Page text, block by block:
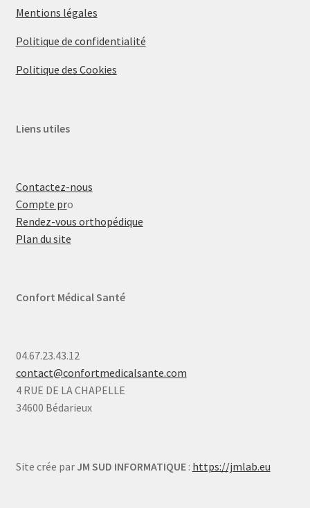
Mentions légales
Politique de confidentialité
Politique des Cookies
Liens utiles
Contactez-nous
Compte pro
Rendez-vous orthopédique
Plan du site
Confort Médical Santé
04.67.23.43.12
contact@confortmedicalsante.com
4 RUE DE LA CHAPELLE
34600 Bédarieux
Site crée par JM SUD INFORMATIQUE: https://jmlab.eu